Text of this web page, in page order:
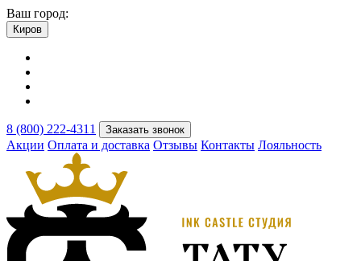
Ваш город:
Киров
8 (800) 222-4311 Заказать звонок
Акции Оплата и доставка Отзывы Контакты Лояльность